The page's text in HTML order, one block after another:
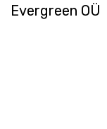
Evergreen OÜ